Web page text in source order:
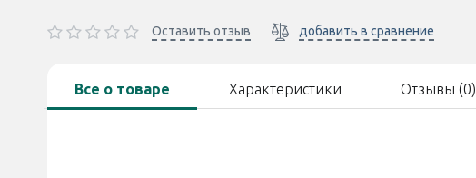
Оставить отзыв добавить в сравнение
Все о товаре Характеристики Отзывы (0)